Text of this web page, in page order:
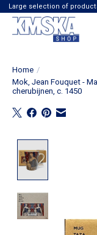
Large selection of
Home /
Mok, Jean Fouquet -
cherubijnen, c. 1450